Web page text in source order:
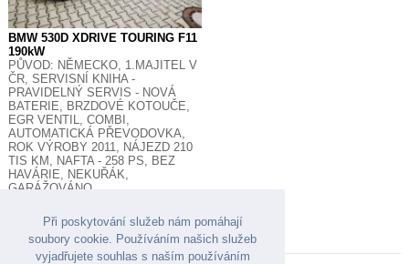
Při poskytování služeb nám pomáhají
soubory cookie. Používáním našich služeb
vyjadřujete souhlas s naším používáním
BMW 530D XDRIVE TOURING F11
190kW
PŮVOD: NĚMECKO, 1.MAJITEL V
ČR, SERVISNÍ KNIHA -
PRAVIDELNÝ SERVIS - NOVÁ
BATERIE, BRZDOVÉ KOTOUČE,
EGR VENTIL, COMBI,
AUTOMATICKÁ PŘEVODOVKA,
ROK VÝROBY 2011, NÁJEZD 210
TIS KM, NAFTA - 258 PS, BEZ
HAVÁRIE, NEKUŘÁK,
GARÁŽOVÁNO
ODPOČTU DPH